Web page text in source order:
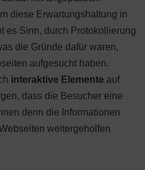
diese Erwartungshaltung in
es Sinn, durch Protokollierung
die Gründe dafür waren,
aufgesucht haben.
interaktive Elemente auf
dass die Besucher eine
denn die Informationen
weitergeholfen